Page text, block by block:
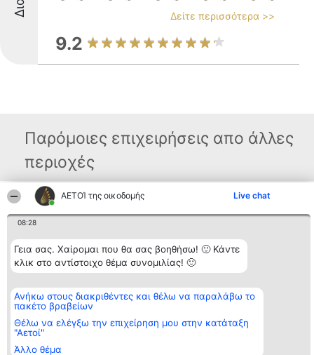
ΑΕΤΟΊ της οικοδομής Live chat
08:28
Γεια σας. Χαίρομαι που θα σας βοηθήσω! 🙂 Κάντε
κλικ στο αντίστοιχο θέμα συνομιλίας! 🙂
Ανήκω στους διακριθέντες και θέλω να παραλάβω το
πακέτο βραβείων
Θέλω να ελέγξω την επιχείρηση μου στην κατάταξη
"Αετοί"
Άλλο θέμα
Δείτε περισσότερα >>
9.2
Παρόμοιες επιχειρήσεις απο άλλες
περιοχές
Διοργανωτής της
κατάταξης
Μονοπρόσωπη ΙΚΕ
ΤΗΛ. ΕΠΙΚΟΙΝΩΝΙΑΣ:
2104128019
email:
Διακριθέντες
των
διακριθέντων
Μεθοδολογία
Όροι &
ΠΟΛΙΤΙΚΗ
ΑΠΟΡΡΗΤΟΥ
Επικοινωνία